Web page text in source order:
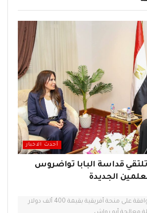
أحدث الاخبار
قداسة البابا تواضروس
الجديدة